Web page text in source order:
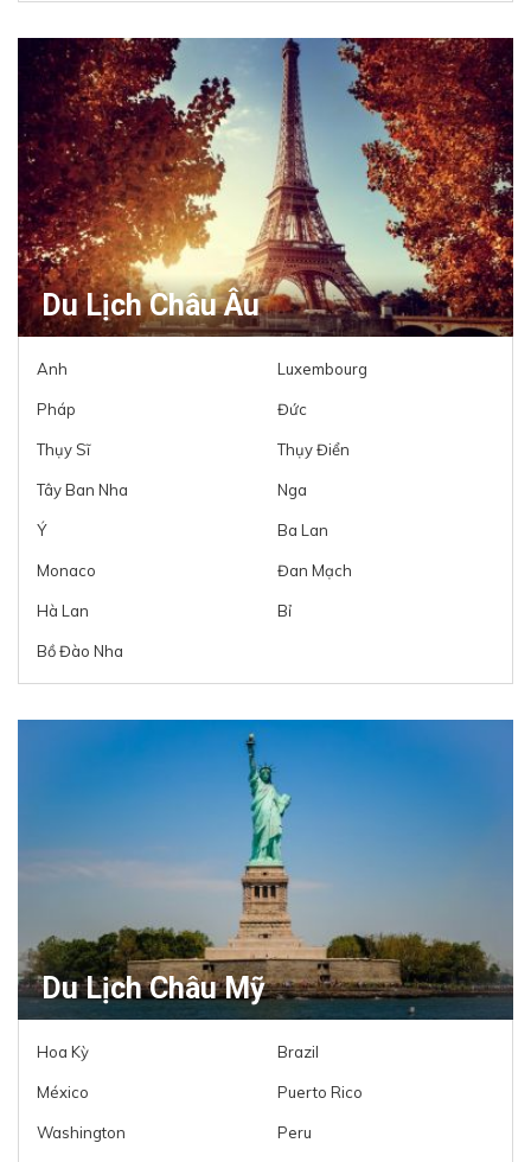
Du Lịch Châu Âu
Anh Luxembourg
Pháp Đức
Thụy Sĩ Thụy Điển
Tây Ban Nha Nga
Ý Ba Lan
Monaco Đan Mạch
Hà Lan Bỉ
Bồ Đào Nha
Du Lịch Châu Mỹ
Hoa Kỳ Brazil
México Puerto Rico
Washington Peru